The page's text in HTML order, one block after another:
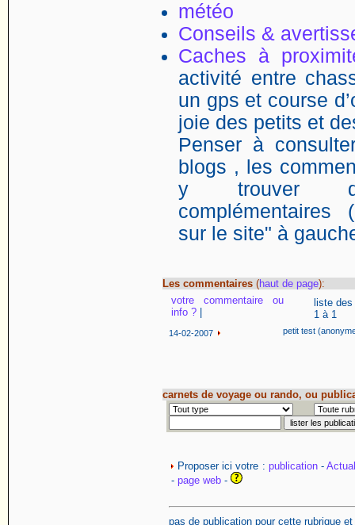
météo
Conseils &
Caches à
activité entre
un gps et course
joie des petits et
Penser à
blogs , les
y trouver
complémentaires
sur le site" à
Les commentaires (haut de page):
votre commentaire ou
info ?
liste
1 à 1
14-02-2007 petit test
carnets de voyage ou rando, ou
Proposer ici votre : publication-
- page web -
pas de publication pour cette rubrique